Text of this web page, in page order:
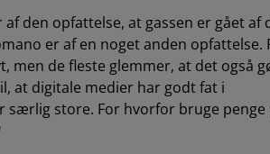
den opfattelse, at gassen er gået af
er af en noget anden opfattelse.
men de fleste glemmer, at det også
at digitale medier har godt fat i
særlig store. For hvorfor bruge penge